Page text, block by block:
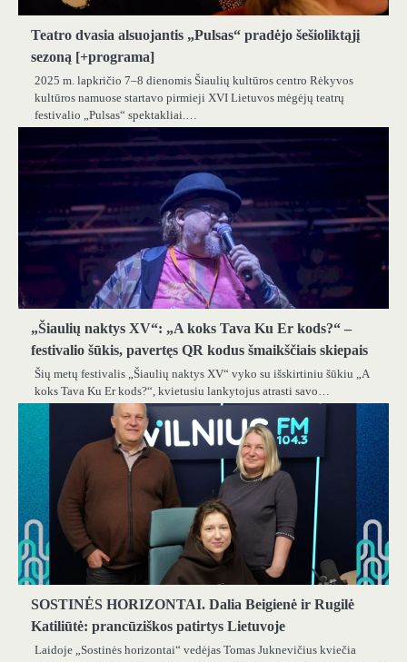
Teatro dvasia alsuojantis „Pulsas“ pradėjo šešioliktąjį
sezoną [+programa]
2025 m. lapkričio 7–8 dienomis Šiaulių kultūros centro Rėkyvos
kultūros namuose startavo pirmieji XVI Lietuvos mėgėjų teatrų
festivalio „Pulsas“ spektakliai.…
„Šiaulių naktys XV“: „A koks Tava Ku Er kods?“ –
festivalio šūkis, pavertęs QR kodus šmaikščiais skiepais
Šių metų festivalis „Šiaulių naktys XV“ vyko su išskirtiniu šūkiu „A
koks Tava Ku Er kods?“, kvietusiu lankytojus atrasti savo…
SOSTINĖS HORIZONTAI. Dalia Beigienė ir Rugilė
Katiliūtė: prancūziškos patirtys Lietuvoje
Laidoje „Sostinės horizontai“ vedėjas Tomas Juknevičius kviečia